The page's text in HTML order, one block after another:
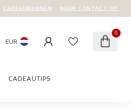
CADEAUBONNEN NEEM CONTACT OP
EUR
0
CADEAUTIPS